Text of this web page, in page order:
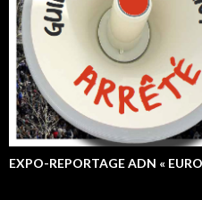
EXPO-REPORTAGE ADN «